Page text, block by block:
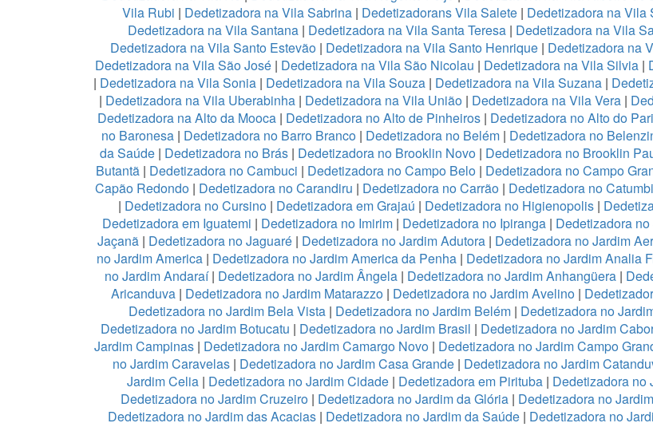
Vila Rubi | Dedetizadora na Vila Sabrina | Dedetizadorans Vila Salete | Dedetizadora na Vila
Dedetizadora na Vila Santana | Dedetizadora na Vila Santa Teresa | Dedetizadora na Vila
Dedetizadora na Vila Santo Estevão | Dedetizadora na Vila Santo Henrique | Dedetizadora na
Dedetizadora na Vila São José | Dedetizadora na Vila São Nicolau | Dedetizadora na Vila Silvia |
| Dedetizadora na Vila Sonia | Dedetizadora na Vila Souza | Dedetizadora na Vila Suzana |
| Dedetizadora na Vila Uberabinha| Dedetizadora na Vila União| Dedetizadora na Vila Vera|
Dedetizadora na Alto da Mooca| Dedetizadora no Alto de Pinheiros| Dedetizadora no Alto do Pari
no Baronesa| Dedetizadora no Barro Branco| Dedetizadora no Belém| Dedetizadora no
da Saúde| Dedetizadora no Brás| Dedetizadora no Brooklin Novo| Dedetizadora no Brooklin
Butantã | Dedetizadora no Cambuci | Dedetizadora no Campo Belo | Dedetizadora no Campo
Capão Redondo | Dedetizadora no Carandiru | Dedetizadora no Carrão | Dedetizadora no Catumbi
| Dedetizadora no Cursino| Dedetizadora em Grajaú | Dedetizadora no Higienopolis|
Dedetizadora em Iguatemi | Dedetizadora no Imirim | Dedetizadora no Ipiranga | Dedetizadora
Jaçanã | Dedetizadora no Jaguaré | Dedetizadora no Jardim Adutora | Dedetizadora no Jardim
no Jardim America | Dedetizadora no Jardim America da Penha | Dedetizadora no Jardim Analia
no Jardim Andaraí| Dedetizadora no Jardim Ângela | Dedetizadora no Jardim Anhangüera |
Aricanduva| Dedetizadora no Jardim Matarazzo| Dedetizadora no Jardim Avelino|
Dedetizadora no Jardim Bela Vista| Dedetizadora no Jardim Belém| Dedetizadora no
Dedetizadora no Jardim Botucatu | Dedetizadora no Jardim Brasil | Dedetizadora no Jardim
Jardim Campinas | Dedetizadora no Jardim Camargo Novo | Dedetizadora no Jardim Campo
no Jardim Caravelas| Dedetizadora no Jardim Casa Grande| Dedetizadora no Jardim
Jardim Celia| Dedetizadora no Jardim Cidade| Dedetizadora em Pirituba| Dedetizadora no
Dedetizadora no Jardim Cruzeiro| Dedetizadora no Jardim da Glória| Dedetizadora no
Dedetizadora no Jardim das Acacias | Dedetizadora no Jardim da Saúde | Dedetizadora no